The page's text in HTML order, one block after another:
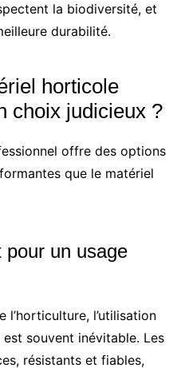
la biodiversité, et
durabilité.
horticole
choix judicieux ?
offre des options
que le matériel
pour un usage
l’horticulture, l’utilisation
souvent inévitable. Les
résistants et fiables,